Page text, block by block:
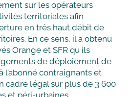
sur les opérateurs
territoriales afin
en très haut débit de
En ce sens, il a obtenu
Orange et SFR qu ils
de déploiement de
l’abonné contraignants et
cadre légal sur plus de 3 600